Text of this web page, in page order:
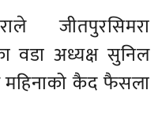
जीतपुरसिमरा
वडा अध्यक्ष सुनिल
महिनाको कैद फैसला